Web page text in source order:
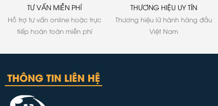
TƯ VẤN MIỄN PHÍ
Hỗ trợ tư vấn online hoặc trực
tiếp hoàn toàn miễn phí
THƯƠNG HIỆU UY TÍN
Thương hiệu lữ hành hàng đầu
Việt Nam
THÔNG TIN LIÊN HỆ